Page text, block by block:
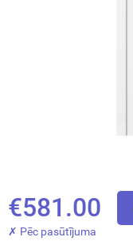
€581.00
✗ Pēc pasūtījuma